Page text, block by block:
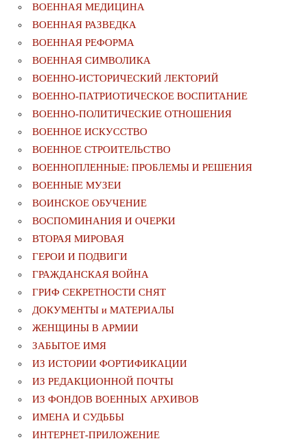
ВОЕННАЯ МЕДИЦИНА
ВОЕННАЯ РАЗВЕДКА
ВОЕННАЯ РЕФОРМА
ВОЕННАЯ СИМВОЛИКА
ВОЕННО-ИСТОРИЧЕСКИЙ ЛЕКТОРИЙ
ВОЕННО-ПАТРИОТИЧЕСКОЕ ВОСПИТАНИЕ
ВОЕННО-ПОЛИТИЧЕСКИE ОТНОШЕНИЯ
ВОЕННОЕ ИСКУССТВО
ВОЕННОЕ СТРОИТЕЛЬСТВО
ВОЕННОПЛЕННЫЕ: ПРОБЛЕМЫ И РЕШЕНИЯ
ВОЕННЫЕ МУЗЕИ
ВОИНСКОЕ ОБУЧЕНИЕ
ВОСПОМИНАНИЯ И ОЧЕРКИ
ВТОРАЯ МИРОВАЯ
ГЕРОИ И ПОДВИГИ
ГРАЖДАНСКАЯ ВОЙНА
ГРИФ СЕКРЕТНОСТИ СНЯТ
ДОКУМЕНТЫ и МАТЕРИАЛЫ
ЖЕНЩИНЫ В АРМИИ
ЗАБЫТОЕ ИМЯ
ИЗ ИСТОРИИ ФОРТИФИКАЦИИ
ИЗ РЕДАКЦИОННОЙ ПОЧТЫ
ИЗ ФОНДОВ ВОЕННЫХ АРХИВОВ
ИМЕНА И СУДЬБЫ
ИНТЕРНЕТ-ПРИЛОЖЕНИЕ